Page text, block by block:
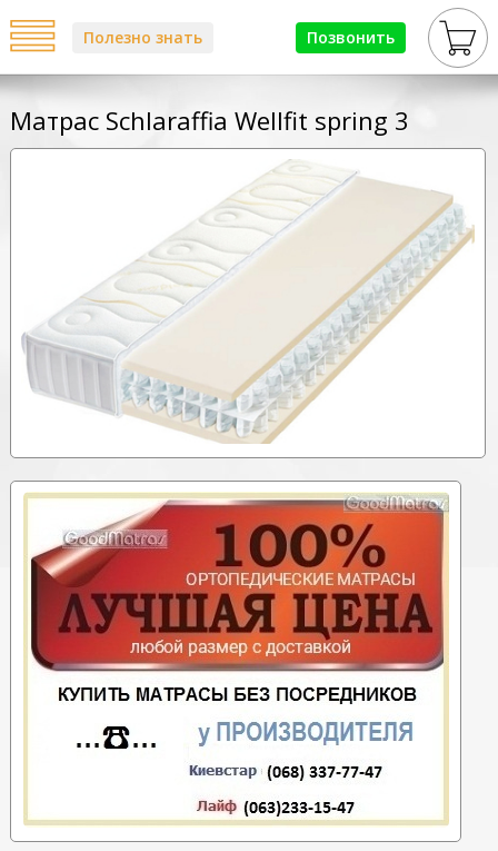
Позвонить
Полезно знать
Матрас Schlaraffia Wellfit spring 3